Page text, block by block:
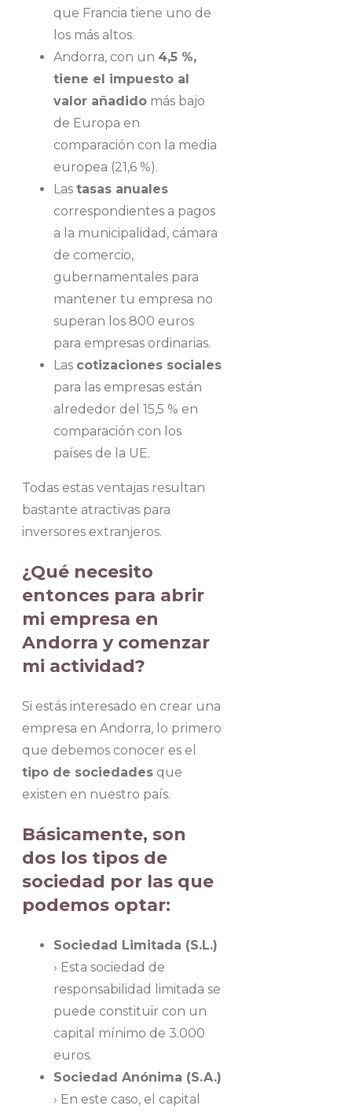
que Francia tiene uno de
los más altos.
Andorra, con un 4,5 %,
tiene el impuesto al
valor añadido más bajo
de Europa en
comparación con la media
europea (21,6 %).
Las tasas anuales
correspondientes a pagos
a la municipalidad, cámara
de comercio,
gubernamentales para
mantener tu empresa no
superan los 800 euros
para empresas ordinarias.
Las cotizaciones sociales
para las empresas están
alrededor del 15,5 % en
comparación con los
países de la UE.
Todas estas ventajas resultan
bastante atractivas para
inversores extranjeros.
¿Qué necesito
entonces para abrir
mi empresa en
Andorra y comenzar
mi actividad?
Si estás interesado en crear una
empresa en Andorra, lo primero
que debemos conocer es el
tipo de sociedades que
existen en nuestro país.
Básicamente, son
dos los tipos de
sociedad por las que
podemos optar:
Sociedad Limitada (S.L.)
› Esta sociedad de
responsabilidad limitada se
puede constituir con un
capital mínimo de 3.000
euros.
Sociedad Anónima (S.A.)
› En este caso, el capital